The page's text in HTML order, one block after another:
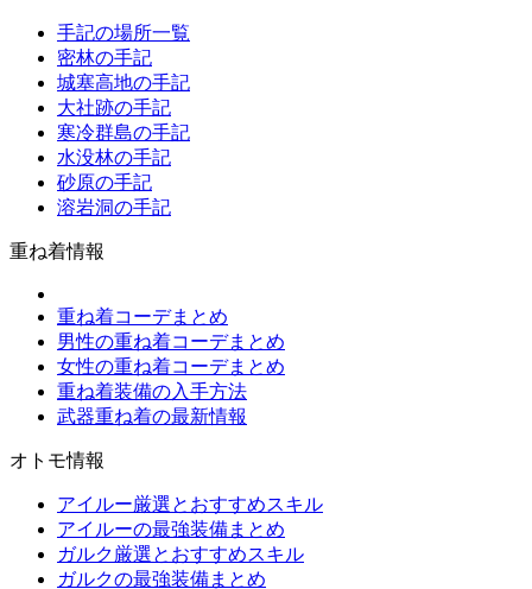
手記の場所一覧
密林の手記
城塞高地の手記
大社跡の手記
寒冷群島の手記
水没林の手記
砂原の手記
溶岩洞の手記
重ね着情報
重ね着コーデまとめ
男性の重ね着コーデまとめ
女性の重ね着コーデまとめ
重ね着装備の入手方法
武器重ね着の最新情報
オトモ情報
アイルー厳選とおすすめスキル
アイルーの最強装備まとめ
ガルク厳選とおすすめスキル
ガルクの最強装備まとめ